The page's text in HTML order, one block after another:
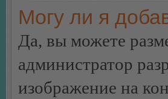
Могу ли я
Да, вы можете
администратор
изображение на